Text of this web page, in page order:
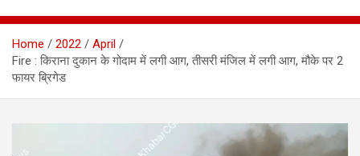
Home 2022
April
Fire : किराना दुकान के गोदाम में लगी आग, तीसरी मंजिल में लगी आग, मौके पर 2
फायर ब्रिगेड